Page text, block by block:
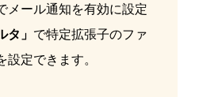
メール通知を有効に設定
タ」 で特定拡張子のファ
定できます。